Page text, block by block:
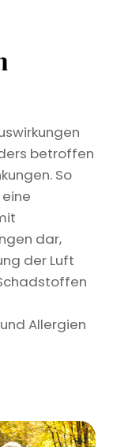
betroffen
So
dar,
der Luft
Allergien